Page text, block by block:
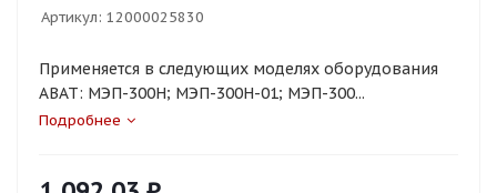
Артикул: 12000025830
Применяется в следующих моделях оборудования
ABAT: МЭП-300Н; МЭП-300Н-01; МЭП-300...
Подробнее